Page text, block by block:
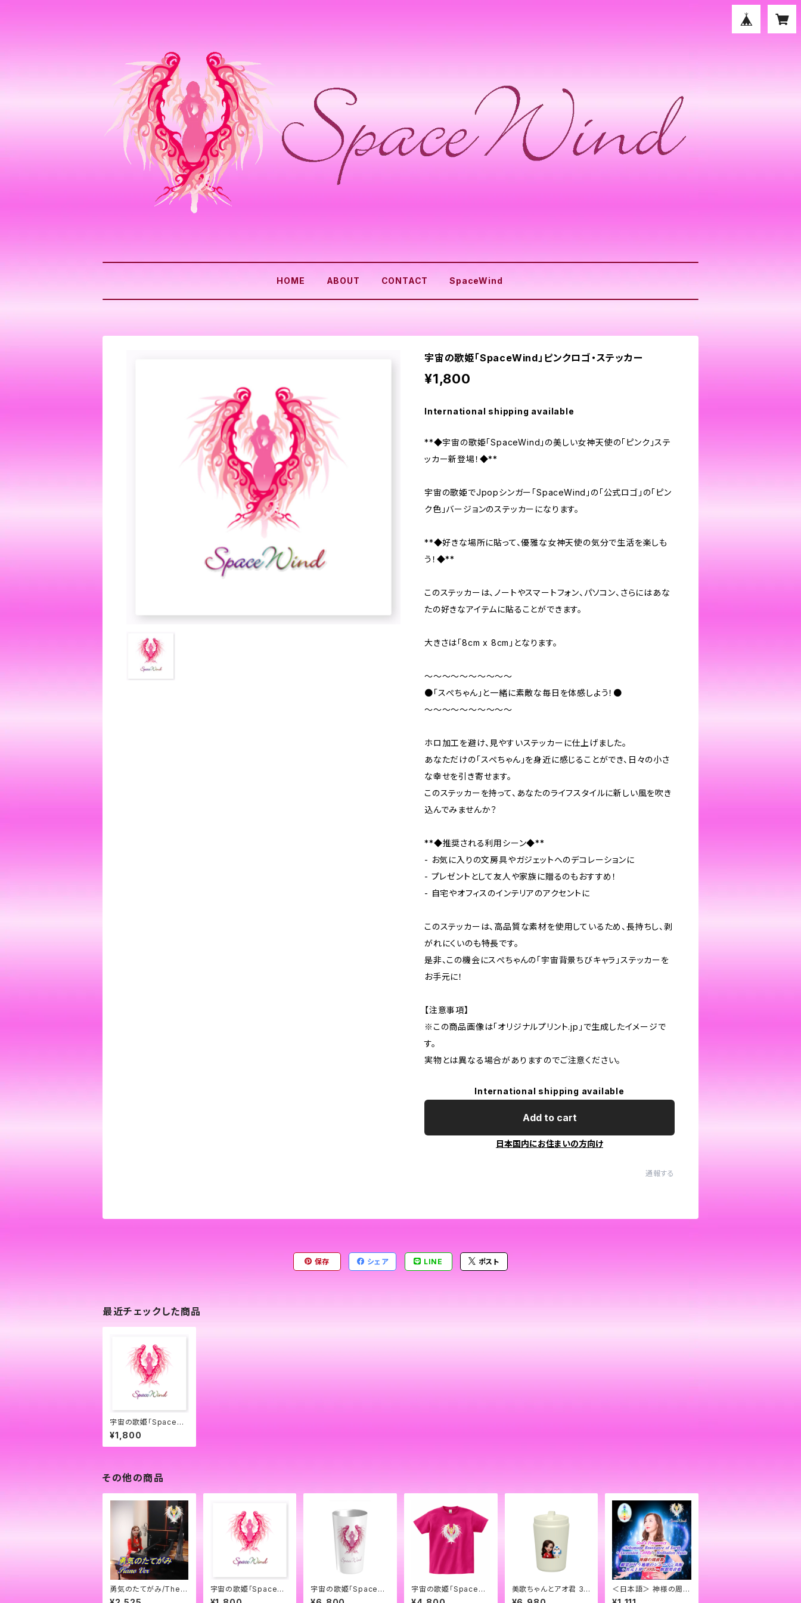
HOME ABOUT CONTACT SpaceWind
宇宙の歌姫「SpaceWind」ピンクロゴ・ステッカー
¥1,800
International shipping available
**◆宇宙の歌姫「SpaceWind」の美しい女神天使の「ピンク」ステ
ッカー新登場！◆**
宇宙の歌姫でJpopシンガー「SpaceWind」の「公式ロゴ」の「ピン
ク色」バージョンのステッカーになります。
**◆好きな場所に貼って、優雅な女神天使の気分で生活を楽しも
う！◆**
このステッカーは、ノートやスマートフォン、パソコン、さらにはあな
たの好きなアイテムに貼ることができます。
大きさは「8cm x 8cm」となります。
～～～～～～～～～～
●「スぺちゃん」と一緒に素敵な毎日を体感しよう！●
～～～～～～～～～～
ホロ加工を避け、見やすいステッカーに仕上げました。
あなただけの「スぺちゃん」を身近に感じることができ、日々の小さ
な幸せを引き寄せます。
このステッカーを持って、あなたのライフスタイルに新しい風を吹き
込んでみませんか？
**◆推奨される利用シーン◆**
- お気に入りの文房具やガジェットへのデコレーションに
- プレゼントとして友人や家族に贈るのもおすすめ！
- 自宅やオフィスのインテリアのアクセントに
このステッカーは、高品質な素材を使用しているため、長持ちし、剥
がれにくいのも特長です。
是非、この機会にスぺちゃんの「宇宙背景ちびキャラ」ステッカーを
お手元に！
【注意事項】
※この商品画像は「オリジナルプリント.jp」で生成したイメージで
す。
実物とは異なる場合がありますのでご注意ください。
International shipping available
Add to cart
日本国内にお住まいの方向け
通報する
保存 シェア LINE ポスト
最近チェックした商品
宇宙の歌姫「SpaceWi
nd」ピンクロゴ・ステッ
カー
¥1,800
その他の商品
勇気のたてがみ/The
Mane of Courage -
宇宙の歌姫「SpaceWi
nd」ピンクロゴ・ステッ
宇宙の歌姫「SpaceWi
nd」ステンレス・サーモ
宇宙の歌姫「SpaceWi
nd」の白ロゴTシャツー
美歌ちゃんとアオ君 36
0ml サーモタンブラー/
＜日本語＞ 神様の周波
数 願望が叶う地球のシ